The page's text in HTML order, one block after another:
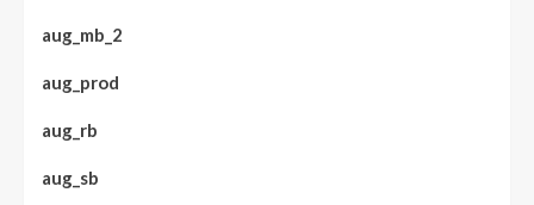
aug_mb_2
aug_prod
aug_rb
aug_sb